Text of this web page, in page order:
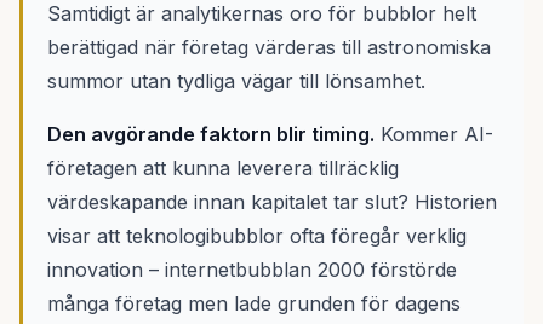
Samtidigt är analytikernas oro för bubblor helt
berättigad när företag värderas till astronomiska
summor utan tydliga vägar till lönsamhet.
Den avgörande faktorn blir timing. Kommer AI-
företagen att kunna leverera tillräcklig
värdeskapande innan kapitalet tar slut? Historien
visar att teknologibubblor ofta föregår verklig
innovation – internetbubblan 2000 förstörde
många företag men lade grunden för dagens